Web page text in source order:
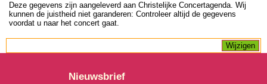
Deze gegevens zijn aangeleverd aan Christelijke Concertagenda. Wij
kunnen de juistheid niet garanderen: Controleer altijd de gegevens
voordat u naar het concert gaat.
Nieuwsbrief